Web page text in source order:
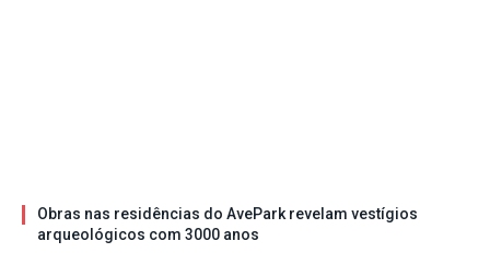
Obras nas residências do AvePark revelam vestígios
arqueológicos com 3000 anos